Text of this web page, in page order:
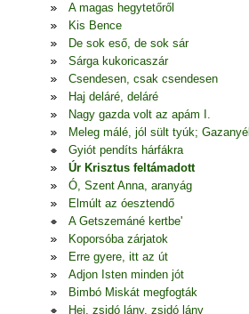
A magas hegytetőről
Kis Bence
De sok eső, de sok sár
Sárga kukoricaszár
Csendesen, csak csendesen
Haj deláré, deláré
Nagy gazda volt az apám I.
Meleg málé, jól sült tyúk; Gazanyél
Gyiót pendíts hárfákra
Úr Krisztus feltámadott
Ó, Szent Anna, aranyág
Elmúlt az óesztendő
A Getszemáné kertbe'
Koporsóba zárjatok
Erre gyere, itt az út
Adjon Isten minden jót
Bimbó Miskát megfogták
Hej, zsidó lány, zsidó lány